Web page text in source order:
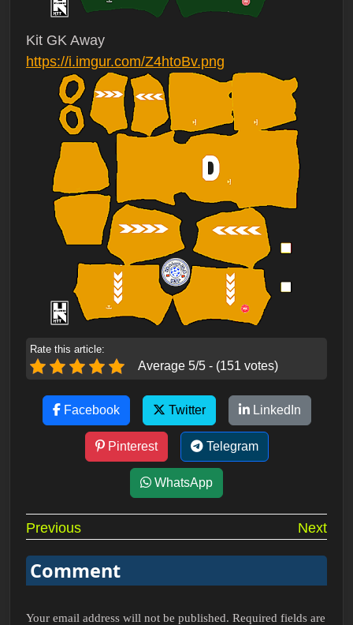
Kit GK Away
https://i.imgur.com/Z4htoBv.png
Rate this article:
Average 5/5 - (151 votes)
Facebook Twitter LinkedIn
Pinterest Telegram
WhatsApp
Post
navigation
Previous Next
Comment
Your email address will not be published. Required fields are